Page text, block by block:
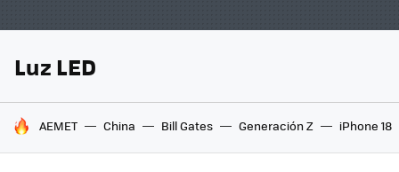
Luz LED
HOY SE HABLA DE
AEMET China Bill Gates Generación Z iPhone 18